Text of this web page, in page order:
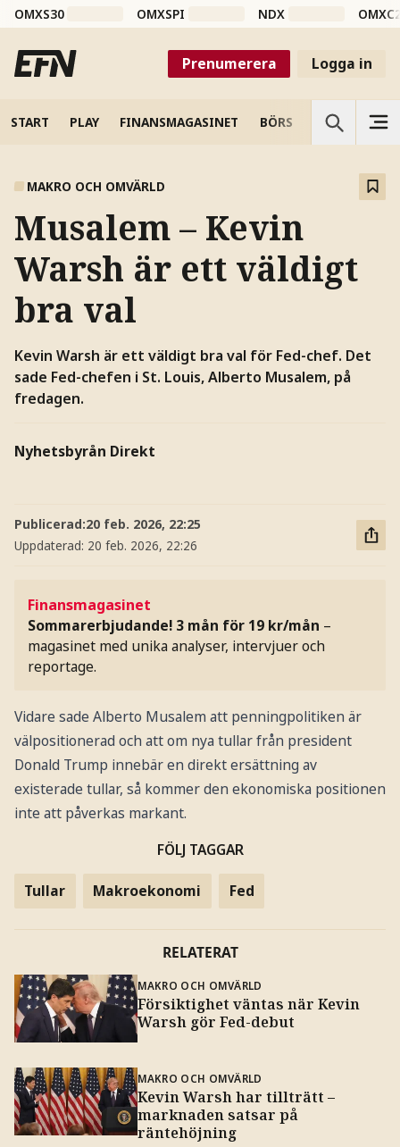
OMXS30 OMXSPI NDX
Prenumerera Logga in
START PLAY FINANSMAGASINET BÖRS VETENSKAP
MAKRO OCH OMVÄRLD
Musalem – Kevin
Warsh är ett väldigt
bra val
Kevin Warsh är ett väldigt bra val för Fed-chef. Det
sade Fed-chefen i St. Louis, Alberto Musalem, på
fredagen.
Nyhetsbyrån Direkt
Publicerad:20 feb. 2026, 22:25
Uppdaterad: 20 feb. 2026, 22:26
Finansmagasinet
Sommarerbjudande! 3 mån för 19 kr/mån –
magasinet med unika analyser, intervjuer och
reportage.
Vidare sade Alberto Musalem att penningpolitiken är
välpositionerad och att om nya tullar från president
Donald Trump innebär en direkt ersättning av
existerade tullar, så kommer den ekonomiska positionen
inte att påverkas markant.
FÖLJ TAGGAR
Tullar Makroekonomi Fed
RELATERAT
MAKRO OCH OMVÄRLD
Försiktighet väntas när Kevin
Warsh gör Fed-debut
MAKRO OCH OMVÄRLD
Kevin Warsh har tillträtt –
marknaden satsar på
räntehöjning